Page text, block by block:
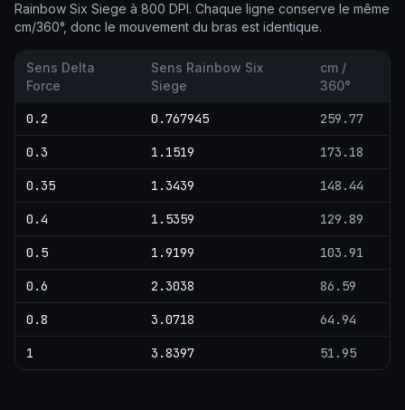
Rainbow Six Siege à 800 DPI. Chaque ligne conserve le même
cm/360°, donc le mouvement du bras est identique.
Sens Delta
Force
Sens Rainbow Six
Siege
cm /
360°
0.2 0.767945 259.77
0.3 1.1519 173.18
0.35 1.3439 148.44
0.4 1.5359 129.89
0.5 1.9199 103.91
0.6 2.3038 86.59
0.8 3.0718 64.94
1 3.8397 51.95